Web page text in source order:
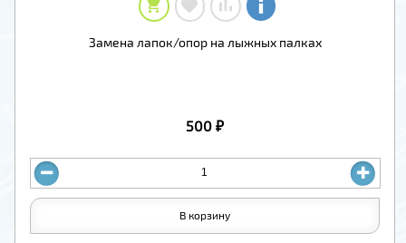
Замена лапок/опор на лыжных палках
500 ₽
В корзину